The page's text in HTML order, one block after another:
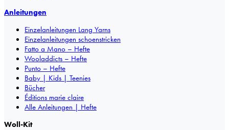
Anleitungen
Einzelanleitungen Lang Yarns
Einzelanleitungen schoenstricken
Fatto a Mano – Hefte
Wooladdicts – Hefte
Punto – Hefte
Baby | Kids | Teenies
Bücher
Éditions marie claire
Alle Anleitungen | Hefte
Woll-Kit